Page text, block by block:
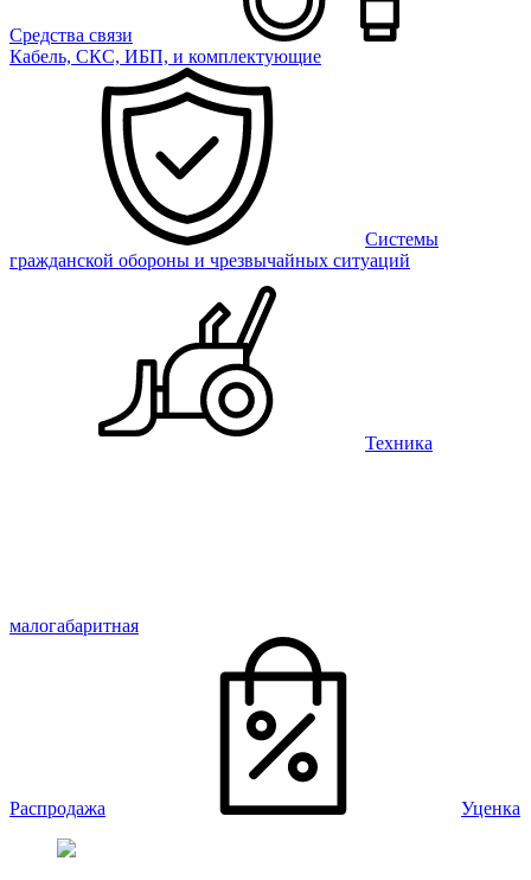
Средства связи
Кабель, СКС, ИБП, и комплектующие
Системы
гражданской обороны и чрезвычайных ситуаций
Техника
малогабаритная
Распродажа Уценка